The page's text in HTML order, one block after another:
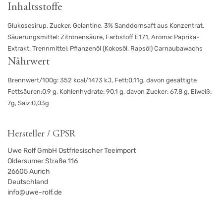
Inhaltsstoffe
Glukosesirup, Zucker, Gelantine, 3% Sanddornsaft aus Konzentrat,
Säuerungsmittel: Zitronensäure, Farbstoff E171, Aroma: Paprika-
Extrakt, Trennmittel: Pflanzenöl (Kokosöl, Rapsöl) Carnaubawachs
Nährwert
Brennwert/100g: 352 kcal/1473 kJ, Fett:0,11g, davon gesättigte
Fettsäuren:0,9 g, Kohlenhydrate: 90,1 g, davon Zucker: 67,8 g, Eiweiß:
7g, Salz:0,03g
Hersteller / GPSR
Uwe Rolf GmbH Ostfriesischer Teeimport
Oldersumer Straße 116
26605Aurich
Deutschland
info@uwe-rolf.de